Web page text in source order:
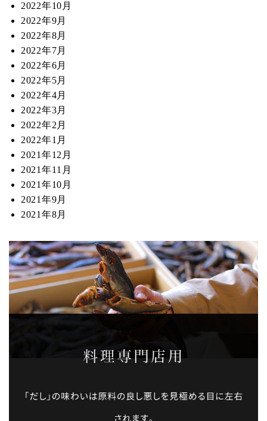
2022年10月
2022年9月
2022年8月
2022年7月
2022年6月
2022年5月
2022年4月
2022年3月
2022年2月
2022年1月
2021年12月
2021年11月
2021年10月
2021年9月
2021年8月